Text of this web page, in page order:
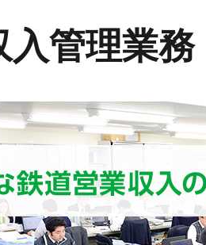
入管理業務